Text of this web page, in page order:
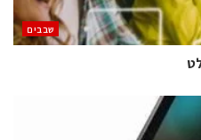
‫שבבים‬